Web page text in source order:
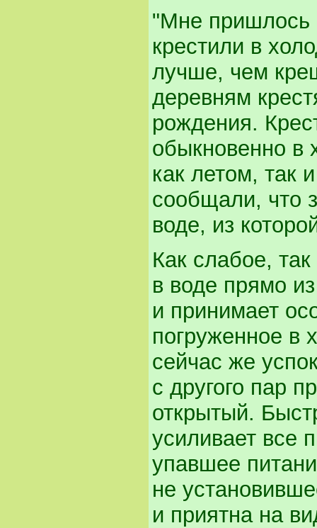
"Мне пришлось
крестили в
лучше, чем
деревням
рождения.
обыкновенно в
как летом, так
сообщали, что
воде, из
Как слабое,
в воде прямо
и принимает
погруженное в
сейчас же
с другого пар
открытый.
усиливает все
упавшее
не
и приятна на